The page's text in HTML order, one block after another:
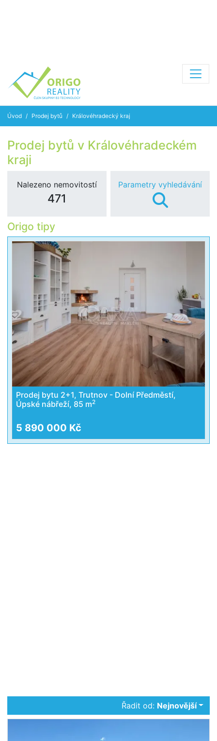
Úvod Prodej bytů Královéhradecký kraj
Prodej bytů v Královéhradeckém
kraji
Nalezeno nemovitostí
471
Parametry vyhledávání
Origo tipy
Prodej bytu 2+1, Trutnov - Dolní Předměstí,
Úpské nábřeží, 85 m2
5 890 000 Kč
Řadit od: Nejnovější